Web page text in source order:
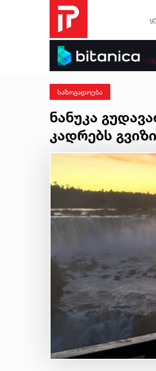
საზოგადოება
ნანუკა
კადრებს